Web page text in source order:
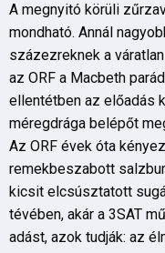
A megnyitó körüli
mondható. Annál
százezreknek a
az ORF a Macbeth
ellentétben az előadás
méregdrága belépőt
Az ORF évek óta
remekbeszabott
kicsit elcsúsztatott
tévében, akár a 3SAT
adást, azok tudják: az